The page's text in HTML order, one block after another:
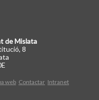
de Mislata
8
web Contactar Intranet